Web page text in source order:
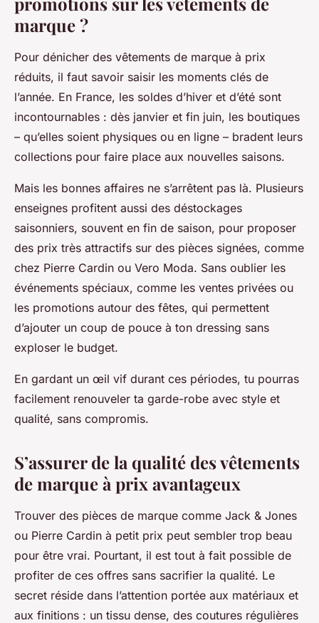
marque ?
Pour dénicher des vêtements de marque à prix
réduits, il faut savoir saisir les moments clés de
l’année. En France, les soldes d’hiver et d’été sont
incontournables : dès janvier et fin juin, les boutiques
– qu’elles soient physiques ou en ligne – bradent leurs
collections pour faire place aux nouvelles saisons.
Mais les bonnes affaires ne s’arrêtent pas là. Plusieurs
enseignes profitent aussi des déstockages
saisonniers, souvent en fin de saison, pour proposer
des prix très attractifs sur des pièces signées, comme
chez Pierre Cardin ou Vero Moda. Sans oublier les
événements spéciaux, comme les ventes privées ou
les promotions autour des fêtes, qui permettent
d’ajouter un coup de pouce à ton dressing sans
exploser le budget.
En gardant un œil vif durant ces périodes, tu pourras
facilement renouveler ta garde-robe avec style et
qualité, sans compromis.
S’assurer de la qualité des vêtements
de marque à prix avantageux
Trouver des pièces de marque comme Jack & Jones
ou Pierre Cardin à petit prix peut sembler trop beau
pour être vrai. Pourtant, il est tout à fait possible de
profiter de ces offres sans sacrifier la qualité. Le
secret réside dans l’attention portée aux matériaux et
aux finitions : un tissu dense, des coutures régulières